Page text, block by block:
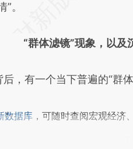
。
“群体滤镜”现象，以及
有一个当下普遍的“群体
数据库 ，可随时查阅宏观经济